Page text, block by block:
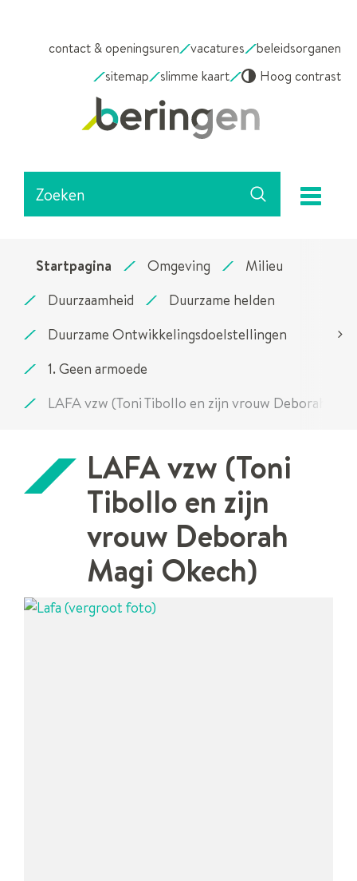
NAAR
contact & openingsuren vacatures
beleidsorganen
sitemap
slimme kaart Hoog contrast
Stad
Beringen
kunnen
we
helpen?
Zoeken
Startpagina Omgeving
Milieu
Duurzaamheid
Duurzame helden
Duurzame Ontwikkelingsdoelstellingen
1. Geen armoede
LAFA vzw (Toni Tibollo en zijn vrouw Deborah
LAFA vzw (Toni
Tibollo en zijn
vrouw Deborah
Magi Okech)